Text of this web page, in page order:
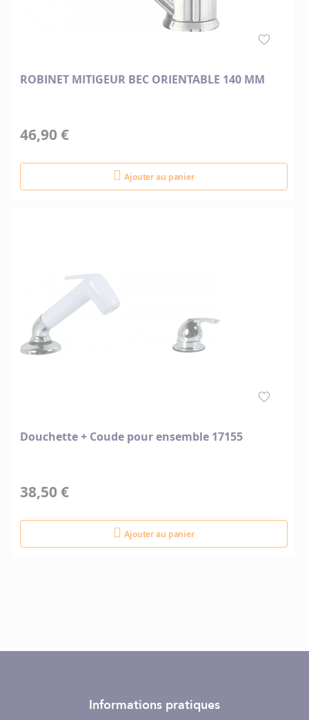
ROBINET MITIGEUR BEC ORIENTABLE 140 MM
46,90 €
Ajouter au panier
Douchette + Coude pour ensemble 17155
38,50 €
Ajouter au panier
Informations pratiques